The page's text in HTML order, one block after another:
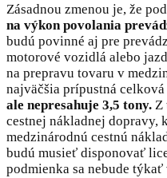
Zásadnou zmenou je, že
na výkon povolania
budú povinné aj pre
motorové vozidlá alebo
na prepravu tovaru v
najväčšia prípustná
ale nepresahuje 3,5 tony. Z
cestnej nákladnej dopravy,
medzinárodnú cestnú
budú musieť disponovať
podmienka sa nebude